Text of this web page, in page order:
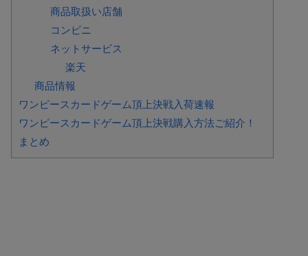
商品取扱い店舗
コンビニ
ネットサービス
楽天
商品情報
ワンピースカードゲーム頂上決戦入荷速報
ワンピースカードゲーム頂上決戦購入方法ご紹介！
まとめ